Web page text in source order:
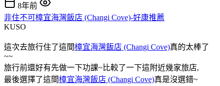
8年前
非住不可樟宜海灣飯店 (Changi Cove)-好康推薦
KUSO
這次去旅行住了這間樟宜海灣飯店 (Changi Cove)真的太棒了
~~
旅行前還好有先做一下功課~比較了一下這附近幾家旅店,
最後選擇了這間樟宜海灣飯店 (Changi Cove)真是沒選錯~